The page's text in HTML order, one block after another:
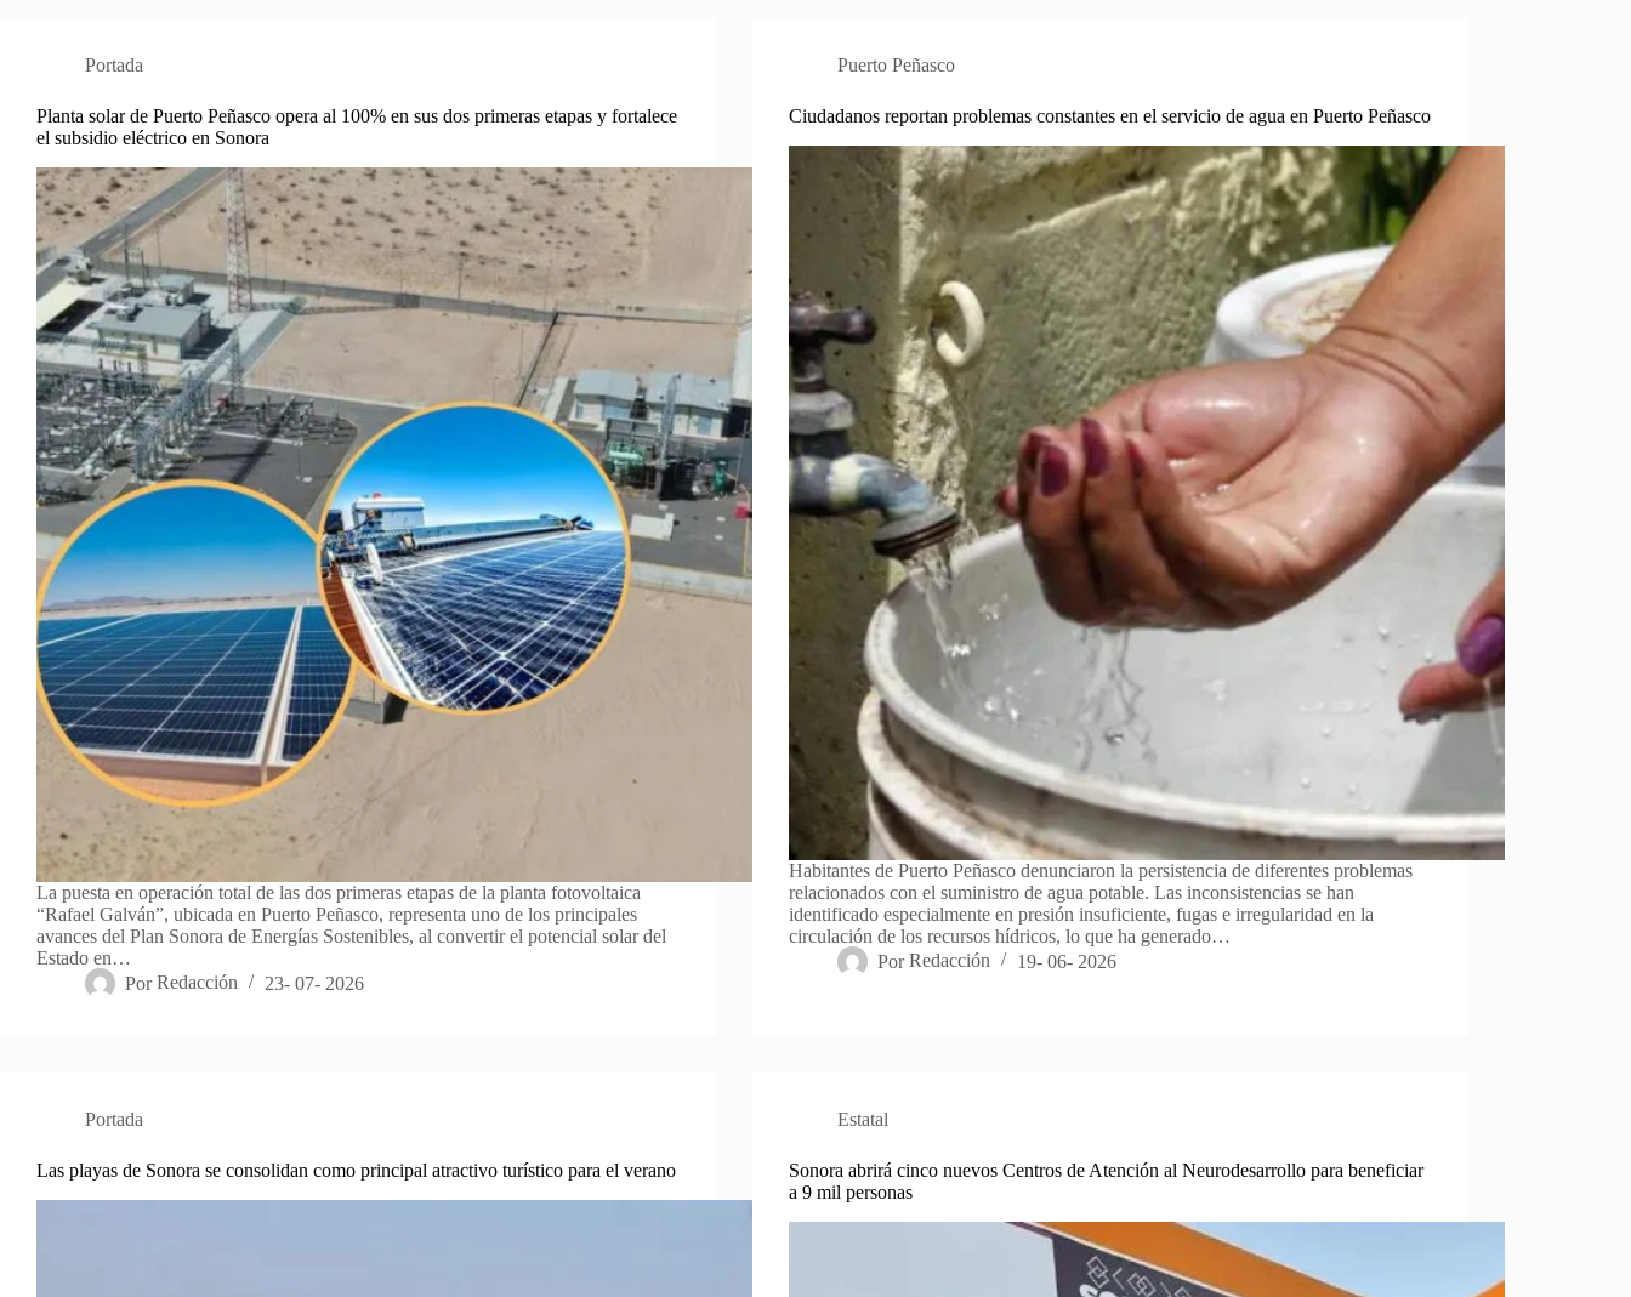
Portada
Planta solar de Puerto Peñasco opera al 100% en sus dos primeras etapas y fortalece
el subsidio eléctrico en Sonora
La puesta en operación total de las dos primeras etapas de la planta fotovoltaica
“Rafael Galván”, ubicada en Puerto Peñasco, representa uno de los principales
avances del Plan Sonora de Energías Sostenibles, al convertir el potencial solar del
Estado en…
Por Redacción 23- 07- 2026
Puerto Peñasco
Ciudadanos reportan problemas constantes en el servicio de agua en Puerto Peñasco
Habitantes de Puerto Peñasco denunciaron la persistencia de diferentes problemas
relacionados con el suministro de agua potable. Las inconsistencias se han
identificado especialmente en presión insuficiente, fugas e irregularidad en la
circulación de los recursos hídricos, lo que ha generado…
Por Redacción 19- 06- 2026
Portada
Las playas de Sonora se consolidan como principal atractivo turístico para el verano
Estatal
Sonora abrirá cinco nuevos Centros de Atención al Neurodesarrollo para beneficiar
a 9 mil personas